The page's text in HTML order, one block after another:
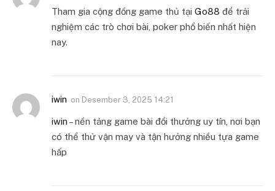
Tham gia cộng đồng game thủ tại Go88 để trải
nghiệm các trò chơi bài, poker phổ biến nhất hiện
nay.
iwin on Desember 3, 2025 14:21
iwin – nền tảng game bài đổi thưởng uy tín, nơi bạn
có thể thử vận may và tận hưởng nhiều tựa game
hấp